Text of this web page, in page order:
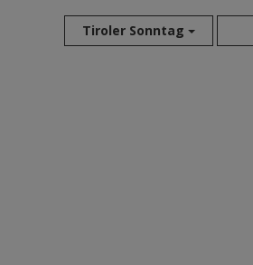
Tiroler Sonntag